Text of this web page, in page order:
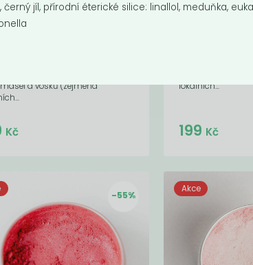
nedostupné
másel a vosků (zejména
Kč
lokálních...
Do
199 Kč
-55%
Akce
černý jíl, přírodní éterické silice: linallol, meduňka,